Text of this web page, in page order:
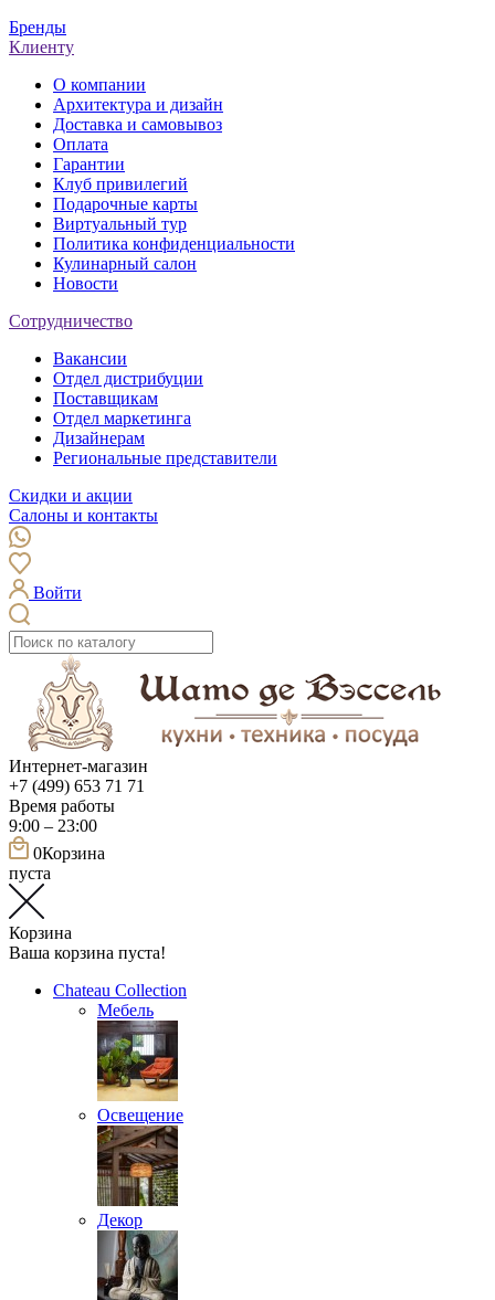
Бренды
Клиенту
О компании
Архитектура и дизайн
Доставка и самовывоз
Оплата
Гарантии
Клуб привилегий
Подарочные карты
Виртуальный тур
Политика конфиденциальности
Кулинарный салон
Новости
Сотрудничество
Вакансии
Отдел дистрибуции
Поставщикам
Отдел маркетинга
Дизайнерам
Региональные представители
Скидки и акции
Салоны и контакты
Войти
Интернет-магазин
+7 (499) 653 71 71
Время работы
9:00 – 23:00
0Корзина
пуста
Корзина
Ваша корзина пуста!
Chateau Collection
Мебель
Освещение
Декор